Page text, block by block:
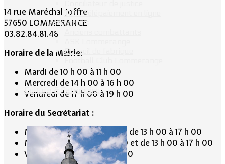
TIPI : Télépaiement en ligne
Associations
Conseil de fabrique
Culture & Patrimoine
14 rue Maréchal Joffre
57650 LOMMERANGE
03.82.84.81.48
Horaire de la Mairie:
Mardi de 10 h 00 à 11 h 00
Mercredi de 14 h 00 à 16 h 00
Vendredi de 17 h 00 à 19 h 00
Horaire du Secrétariat :
Mardi de 9 h 30 à 12 h 30 et de 13 h 00 à 17 h 00
Mercredi de 9 h 30 à 12 h 30 et de 13 h 00 à 17 h 00
Vendredi de 13 h 00 à 19 h 00